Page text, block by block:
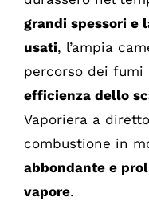
grandi spessori e
usati, l’ampia
percorso dei fumi
efficienza dello
Vaporiera a
combustione in
abbondante e
vapore.